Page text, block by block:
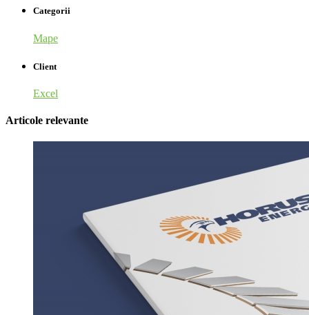
Categorii
Mape
Client
Excel
Articole relevante